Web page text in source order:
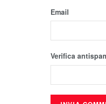
Email
Verifica